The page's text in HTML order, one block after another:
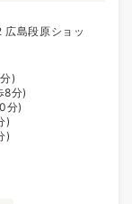
島段原ショッ
)
8分)
分)
)
)